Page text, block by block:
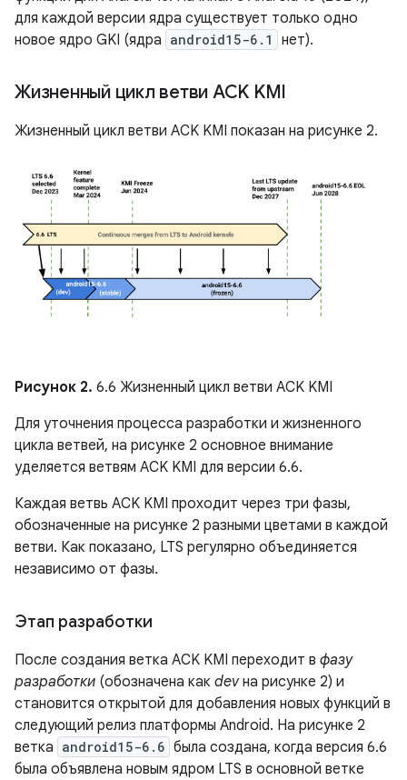
для каждой версии ядра существует только одно
новое ядро ​​GKI (ядра android15-6.1 нет).
Жизненный цикл ветви ACK KMI
Жизненный цикл ветви ACK KMI показан на рисунке 2.
Рисунок 2. 6.6 Жизненный цикл ветви ACK KMI
Для уточнения процесса разработки и жизненного
цикла ветвей, на рисунке 2 основное внимание
уделяется ветвям ACK KMI для версии 6.6.
Каждая ветвь ACK KMI проходит через три фазы,
обозначенные на рисунке 2 разными цветами в каждой
ветви. Как показано, LTS регулярно объединяется
независимо от фазы.
Этап разработки
После создания ветка ACK KMI переходит в фазу
разработки (обозначена как devна рисунке 2) и
становится открытой для добавления новых функций в
следующий релиз платформы Android. На рисунке 2
ветка android15-6.6 была создана, когда версия 6.6
была объявлена ​​новым ядром LTS в основной ветке